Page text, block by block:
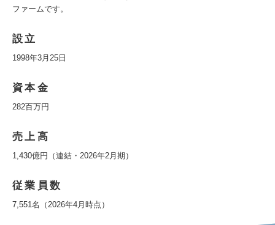
ファームです。
設立
1998年3月25日
資本金
282百万円
売上高
1,430億円（連結・2026年2月期）
従業員数
7,551名（2026年4月時点）